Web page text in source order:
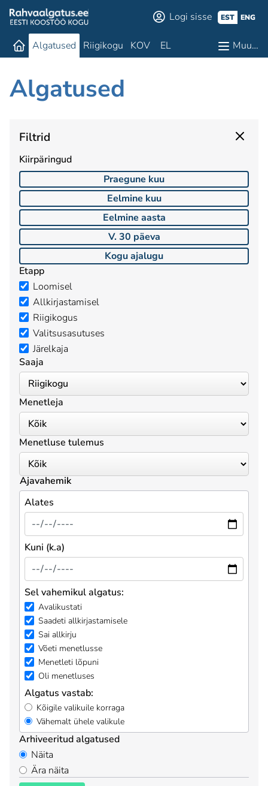
Logi sisse EST ENG
Algatused Riigikogu KOV EL Muu…
Algatused
Filtrid
Kiirpäringud
Praegune kuu
Eelmine kuu
Eelmine aasta
V. 30 päeva
Kogu ajalugu
Etapp
Loomisel
Allkirjastamisel
Riigikogus
Valitsusasutuses
Järelkaja
Saaja
Menetleja
Menetluse tulemus
Ajavahemik
Alates
Kuni (k.a)
Sel vahemikul algatus:
Avalikustati
Saadeti allkirjastamisele
Sai allkirju
Võeti menetlusse
Menetleti lõpuni
Oli menetluses
Algatus vastab:
Kõigile valikuile korraga
Vähemalt ühele valikule
Arhiveeritud algatused
Näita
Ära näita